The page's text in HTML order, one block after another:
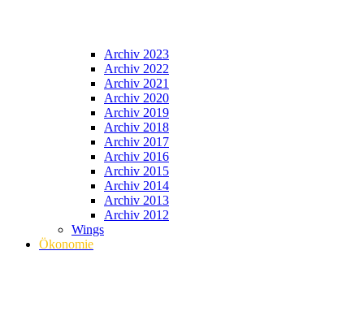
Archiv 2023
Archiv 2022
Archiv 2021
Archiv 2020
Archiv 2019
Archiv 2018
Archiv 2017
Archiv 2016
Archiv 2015
Archiv 2014
Archiv 2013
Archiv 2012
Wings
Ökonomie